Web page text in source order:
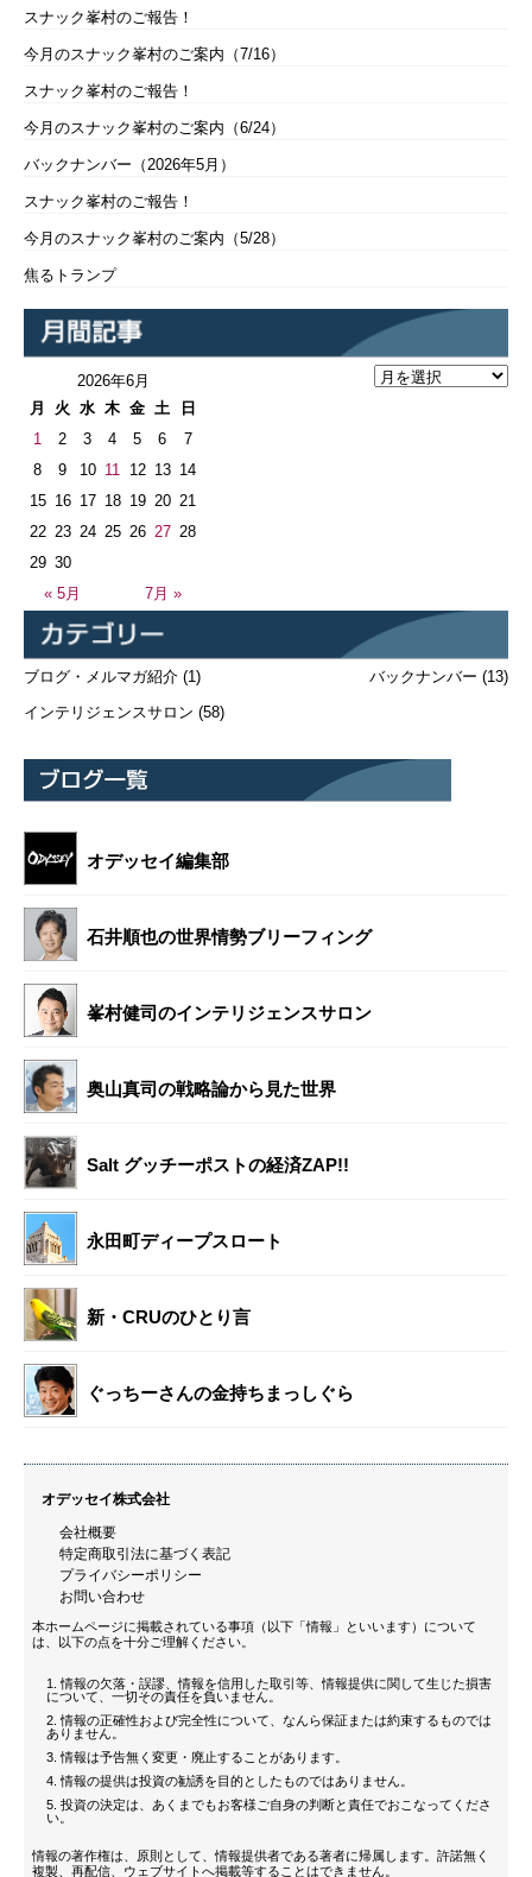
スナック峯村のご報告！
今月のスナック峯村のご案内（7/16）
スナック峯村のご報告！
今月のスナック峯村のご案内（6/24）
バックナンバー（2026年5月）
スナック峯村のご報告！
今月のスナック峯村のご案内（5/28）
焦るトランプ
2026年6月
月
火 水 木 金 土 日
« 5月 7月 »
1 2 3 4 5 6
7
8
9 10 11 12 13 14
15 16 17 18 19 20 21
22 23 24 25 26 27 28
29 30
ブログ・メルマガ紹介 (1)
インテリジェンスサロン (58)
バックナンバー (13)
オデッセイ編集部
石井順也の世界情勢ブリーフィング
峯村健司のインテリジェンスサロン
奥山真司の戦略論から見た世界
Salt グッチーポストの経済ZAP!!
永田町ディープスロート
新・CRUのひとり言
ぐっちーさんの金持ちまっしぐら
オデッセイ株式会社
会社概要
特定商取引法に基づく表記
プライバシーポリシー
お問い合わせ
本ホームページに掲載されている事項（以下「情報」といいます）について
は、以下の点を十分ご理解ください。
情報の欠落・誤謬、情報を信用した取引等、情報提供に関して生じた損害
について、一切その責任を負いません。
情報の正確性および完全性について、なんら保証または約束するものでは
ありません。
情報は予告無く変更・廃止することがあります。
情報の提供は投資の勧誘を目的としたものではありません。
投資の決定は、あくまでもお客様ご自身の判断と責任でおこなってくださ
い。
情報の著作権は、原則として、情報提供者である著者に帰属します。許諾無く
複製、再配信、ウェブサイトへ掲載等することはできません。